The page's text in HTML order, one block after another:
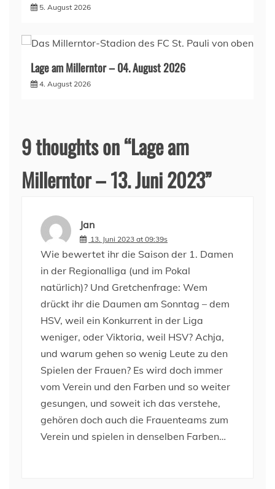
5. August 2026
Lage am Millerntor – 04. August 2026
4. August 2026
9 thoughts on “Lage am
Millerntor – 13. Juni 2023”
Jan
13. Juni 2023 at 09:39s
Wie bewertet ihr die Saison der 1. Damen
in der Regionalliga (und im Pokal
natürlich)? Und Gretchenfrage: Wem
drückt ihr die Daumen am Sonntag – dem
HSV, weil ein Konkurrent in der Liga
weniger, oder Viktoria, weil HSV? Achja,
und warum gehen so wenig Leute zu den
Spielen der Frauen? Es wird doch immer
vom Verein und den Farben und so weiter
gesungen, und soweit ich das verstehe,
gehören doch auch die Frauenteams zum
Verein und spielen in denselben Farben…